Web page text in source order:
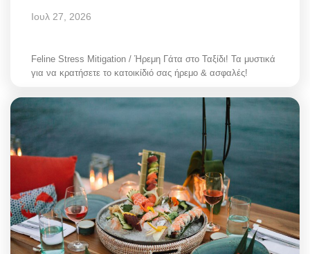
Ιουλ 27, 2026
Feline Stress Mitigation / Ήρεμη Γάτα στο Ταξίδι! Τα μυστικά
για να κρατήσετε το κατοικίδιό σας ήρεμο & ασφαλές!